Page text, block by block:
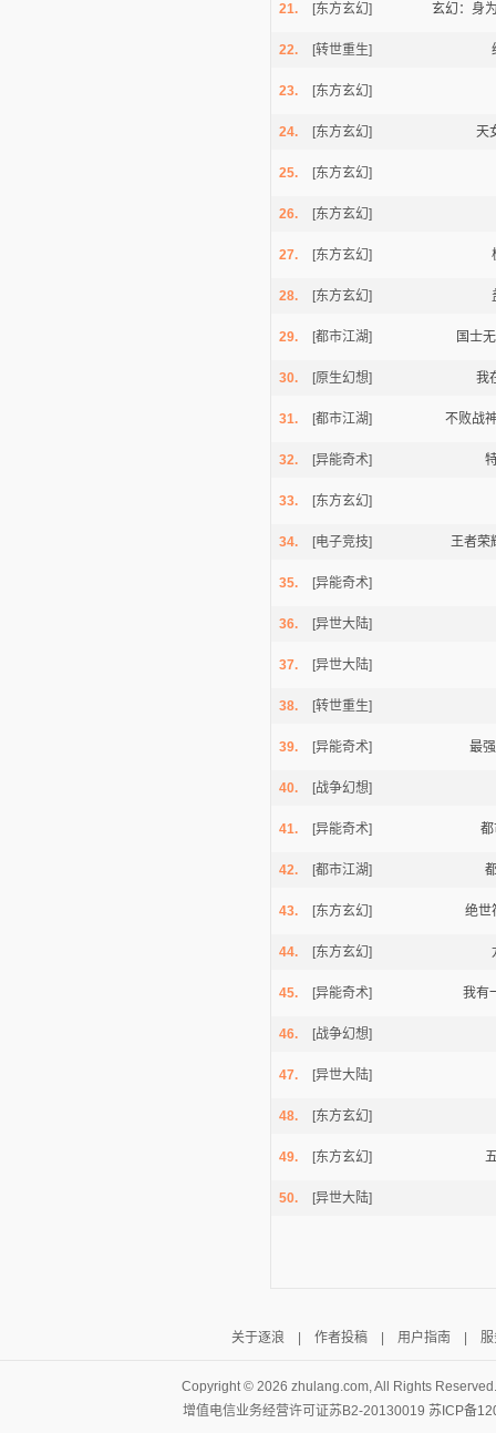
21. [东方玄幻] 玄幻：身
22. [转世重生]
23. [东方玄幻]
24. [东方玄幻] 天
25. [东方玄幻]
26. [东方玄幻]
27. [东方玄幻]
28. [东方玄幻]
29. [都市江湖] 国士
30. [原生幻想] 我
31. [都市江湖] 不败战
32. [异能奇术]
33. [东方玄幻]
34. [电子竞技] 王者荣
35. [异能奇术]
36. [异世大陆]
37. [异世大陆]
38. [转世重生]
39. [异能奇术] 最
40. [战争幻想]
41. [异能奇术]
42. [都市江湖]
43. [东方玄幻] 绝世
44. [东方玄幻]
45. [异能奇术] 我有
46. [战争幻想]
47. [异世大陆]
48. [东方玄幻]
49. [东方玄幻]
50. [异世大陆]
关于逐浪 作者投稿| 用户指南 服
Copyright © 2026 zhulang.com, All Rights
增值电信业务经营许可证苏B2-20130019 苏ICP备